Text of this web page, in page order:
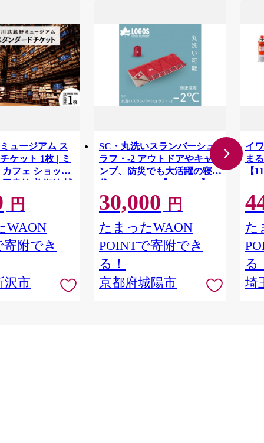
ュージアム ス
ケット 1枚 | ミ
カフェ ショップ
図書館 美術館 博
文化複合施設 文
角川作
劇場 漫画 マンガ
ト 埼玉県 所沢
円
WAON
寄附でき
沢市
SC・丸洗いスランバーシュ
ラフ・-2 アウトドアやキャ
ンプ、防災でも大活躍の寝
袋! 72602035【1663767】
30,000 円
たまったWAON
POINTで寄附でき
る！
京都府城陽市
イ
ま
【
た
る
埼